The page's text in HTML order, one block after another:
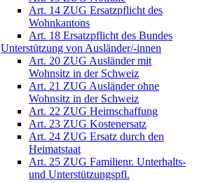
Art. 14 ZUG Ersatzpflicht des
Wohnkantons
Art. 18 Ersatzpflicht des Bundes
Unterstützung von Ausländer/-innen
Art. 20 ZUG Ausländer mit
Wohnsitz in der Schweiz
Art. 21 ZUG Ausländer ohne
Wohnsitz in der Schweiz
Art. 22 ZUG Heimschaffung
Art. 23 ZUG Kostenersatz
Art. 24 ZUG Ersatz durch den
Heimatstaat
Art. 25 ZUG Familienr. Unterhalts-
und Unterstützungspfl.